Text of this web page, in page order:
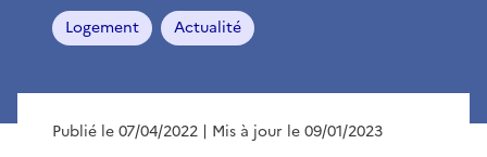
Logement Actualité
Publié le 07/04/2022 | Mis à jour le 09/01/2023